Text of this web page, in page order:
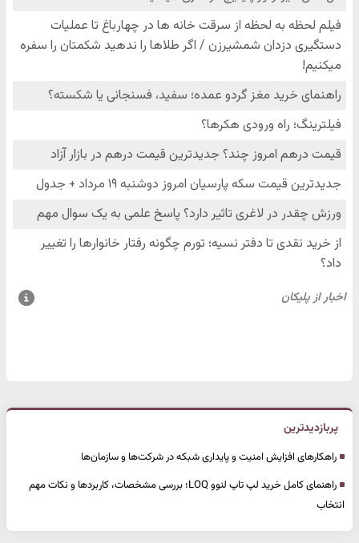
پربازدیدترین
راهکارهای افزایش امنیت و پایداری شبکه در شرکت‌ها و سازمان‌ها
راهنمای کامل خرید لپ تاپ لنوو LOQ؛ بررسی مشخصات، کاربردها و نکات مهم
انتخاب